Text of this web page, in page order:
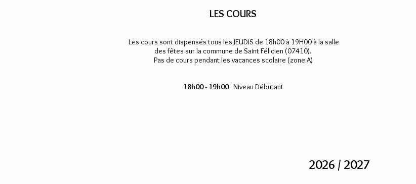
LES COURS
Les cours sont dispensés tous les JEUDIS de 18h00 à 19H00 à la salle
des fêtes sur la commune de Saint Félicien (07410).
Pas de cours pendant les vacances scolaire (zone A)
18h00 - 19h00Niveau Débutant
2026 / 2027